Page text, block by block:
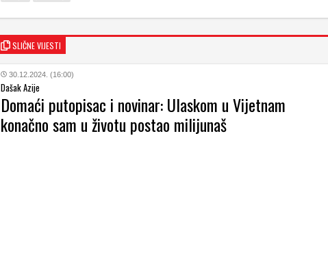
SLIČNE VIJESTI
30.12.2024. (16:00)
Dašak Azije
Domaći putopisac i novinar: Ulaskom u Vijetnam
konačno sam u životu postao milijunaš